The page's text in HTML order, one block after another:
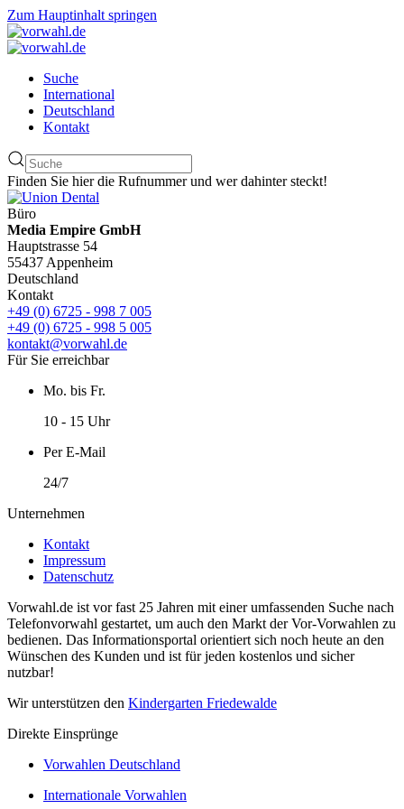
Zum Hauptinhalt springen
Suche
International
Deutschland
Kontakt
Finden Sie hier die Rufnummer und wer dahinter steckt!
Büro
Media Empire GmbH
Hauptstrasse 54
55437 Appenheim
Deutschland
Kontakt
+49 (0) 6725 - 998 7 005
+49 (0) 6725 - 998 5 005
kontakt@vorwahl.de
Für Sie erreichbar
Mo. bis Fr.
10 - 15 Uhr
Per E-Mail
24/7
Unternehmen
Kontakt
Impressum
Datenschutz
Vorwahl.de ist vor fast 25 Jahren mit einer umfassenden Suche nach
Telefonvorwahl gestartet, um auch den Markt der Vor-Vorwahlen zu
bedienen. Das Informationsportal orientiert sich noch heute an den
Wünschen des Kunden und ist für jeden kostenlos und sicher
nutzbar!
Wir unterstützen den Kindergarten Friedewalde
Direkte Einsprünge
Vorwahlen Deutschland
Internationale Vorwahlen